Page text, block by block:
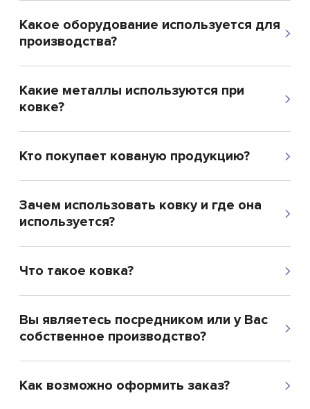
Какое оборудование используется для
производства?
Какие металлы используются при
ковке?
Кто покупает кованую продукцию?
Зачем использовать ковку и где она
используется?
Что такое ковка?
Вы являетесь посредником или у Вас
собственное производство?
Как возможно оформить заказ?